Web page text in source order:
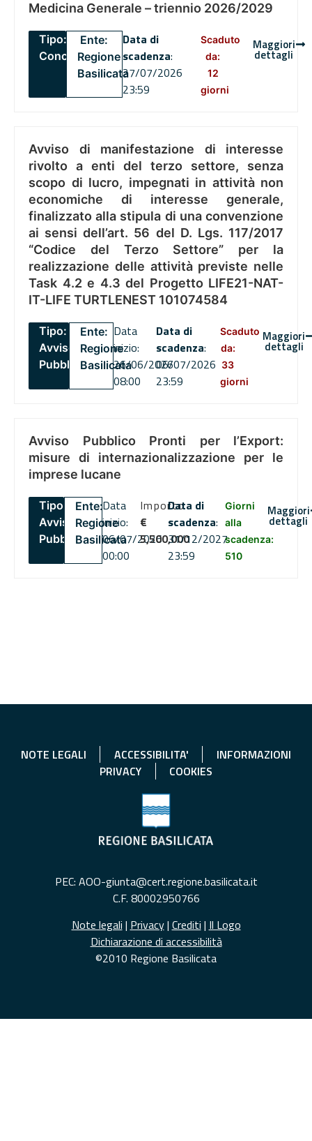
Medicina Generale – triennio 2026/2029
Tipo:
Concorsi
Ente:
Regione
Basilicata
Data di
scadenza:
27/07/2026
23:59
Scaduto
da:
12
giorni
Maggiori
dettagli
Avviso di manifestazione di interesse
rivolto a enti del terzo settore, senza
scopo di lucro, impegnati in attività non
economiche di interesse generale,
finalizzato alla stipula di una convenzione
ai sensi dell’art. 56 del D. Lgs. 117/2017
“Codice del Terzo Settore” per la
realizzazione delle attività previste nelle
Task 4.2 e 4.3 del Progetto LIFE21-NAT-
IT-LIFE TURTLENEST 101074584
Tipo:
Avviso
Pubblico
Ente:
Regione
Basilicata
Data
inizio:
26/06/2026
08:00
Data di
scadenza:
06/07/2026
23:59
Scaduto
da:
33
giorni
Maggiori
dettagli
Avviso Pubblico Pronti per l’Export:
misure di internazionalizzazione per le
imprese lucane
Tipo:
Avviso
Pubblico
Ente:
Regione
Basilicata
Data
inizio:
06/07/2026
00:00
Importo
€
5,500,000
Data di
scadenza:
31/12/2027
23:59
Giorni
alla
scadenza:
510
Maggiori
dettagli
NOTE LEGALI ACCESSIBILITA'
INFORMAZIONI
PRIVACY
COOKIES
PEC: AOO-giunta@cert.regione.basilicata.it
C.F. 80002950766
Note legali | Privacy| Crediti | Il Logo
Dichiarazione di accessibilità
©2010 Regione Basilicata